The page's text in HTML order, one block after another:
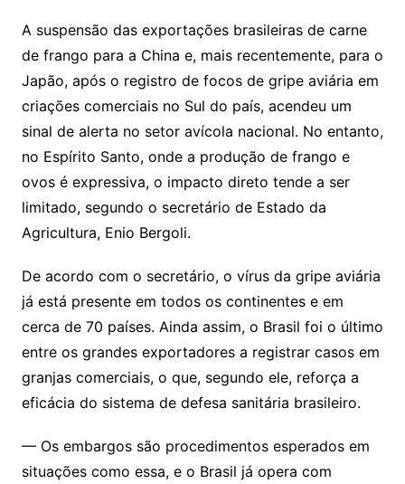
at
s
A
p
p
c
e
b
o
o
k
itt
er
ai
l
A suspensão das exportações brasileiras de carne
de frango para a China e, mais recentemente, para o
Japão, após o registro de focos de gripe aviária em
criações comerciais no Sul do país, acendeu um
sinal de alerta no setor avícola nacional. No entanto,
no Espírito Santo, onde a produção de frango e
ovos é expressiva, o impacto direto tende a ser
limitado, segundo o secretário de Estado da
Agricultura, Enio Bergoli.
De acordo com o secretário, o vírus da gripe aviária
já está presente em todos os continentes e em
cerca de 70 países. Ainda assim, o Brasil foi o último
entre os grandes exportadores a registrar casos em
granjas comerciais, o que, segundo ele, reforça a
eficácia do sistema de defesa sanitária brasileiro.
— Os embargos são procedimentos esperados em
situações como essa, e o Brasil já opera com